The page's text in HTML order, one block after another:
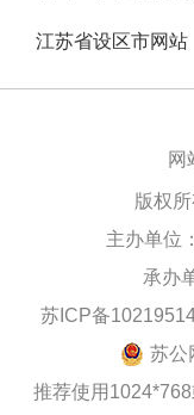
江苏省设区市网站
网
版权
主办单位
承办
苏ICP备
苏公
推荐使用